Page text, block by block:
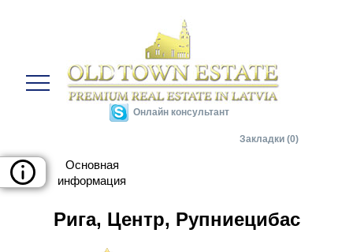
Онлайн консультант
Закладки (0)
Рига, Центр, Рупниецибас